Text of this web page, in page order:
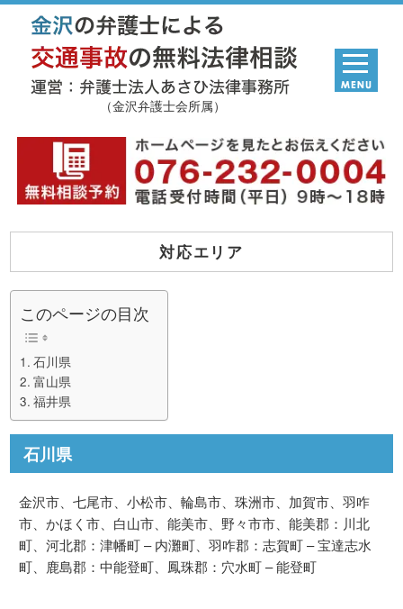
（金沢弁護士会所属）
対応エリア
このページの目次
石川県
富山県
福井県
石川県
金沢市、七尾市、小松市、輪島市、珠洲市、加賀市、羽咋
市、かほく市、白山市、能美市、野々市市、能美郡：川北
町、河北郡：津幡町 – 内灘町、羽咋郡：志賀町 – 宝達志水
町、鹿島郡：中能登町、鳳珠郡：穴水町 – 能登町